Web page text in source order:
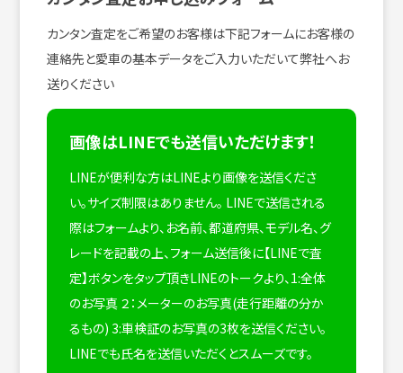
カンタン査定をご希望のお客様は下記フォームにお客様の
連絡先と愛車の基本データをご入力いただいて弊社へお
送りください
画像はLINEでも送信いただけます！
LINEが便利な方はLINEより画像を送信くださ
い。サイズ制限はありません。 LINEで送信される
際はフォームより、お名前、都道府県、モデル名、グ
レードを記載の上、フォーム送信後に【LINEで査
定】ボタンをタップ頂きLINEのトークより、1:全体
のお写真 ２：メーターのお写真(走行距離の分か
るもの) 3:車検証のお写真の3枚を送信ください。
LINEでも氏名を送信いただくとスムーズです。